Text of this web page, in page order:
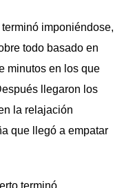
imponiéndose,
todo basado en
minutos en los que
llegaron los
la relajación
que llegó a empatar
terminó